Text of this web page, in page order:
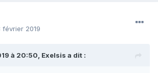
février 2019
à 20:50, Exelsis a dit :